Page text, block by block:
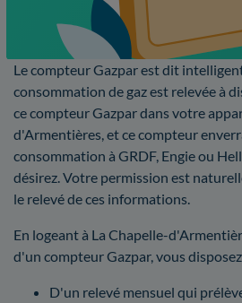
Le compteur Gazpar est dit
consommation de gaz est relevée à
ce compteur Gazpar dans votre
d'Armentières, et ce compteur
consommation à GRDF, Engie ou
désirez. Votre permission est
le relevé de ces informations.
En logeant à La Chapelle-
d'un compteur Gazpar, vous
D'un relevé mensuel qui